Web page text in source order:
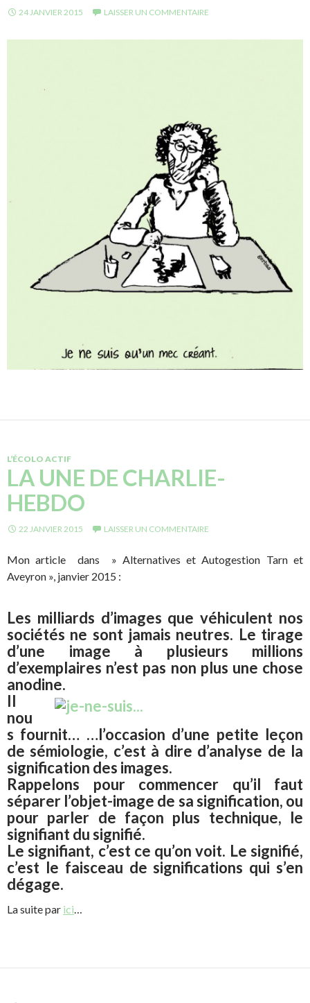
24 JANVIER 2015 LAISSER UN COMMENTAIRE
L’ÉCOLO ACTIF
LA UNE DE CHARLIE-
HEBDO
22 JANVIER 2015 LAISSER UN COMMENTAIRE
Mon article dans » Alternatives et Autogestion Tarn et
Aveyron », janvier 2015 :
Les milliards d’images que véhiculent nos
sociétés ne sont jamais neutres. Le tirage
d’une image à plusieurs millions
d’exemplaires n’est pas non plus une chose
anodine.
Il
nou
s fournit… …l’occasion d’une petite leçon
de sémiologie, c’est à dire d’analyse de la
signification des images.
Rappelons pour commencer qu’il faut
séparer l’objet-image de sa signification, ou
pour parler de façon plus technique, le
signifiant du signifié.
Le signifiant, c’est ce qu’on voit. Le signifié,
c’est le faisceau de significations qui s’en
dégage.
La suite par ici…